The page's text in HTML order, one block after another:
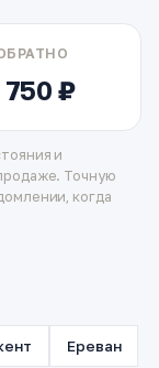
750 ₽
и
Точную
когда
Ереван